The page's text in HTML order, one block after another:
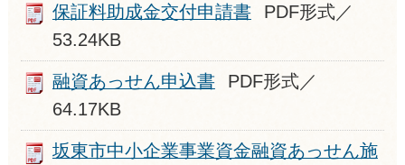
保証料助成金交付申請書
PDF形式／
53.24KB
融資あっせん申込書
PDF形式／
64.17KB
坂東市中小企業事業資金融資あっせん施